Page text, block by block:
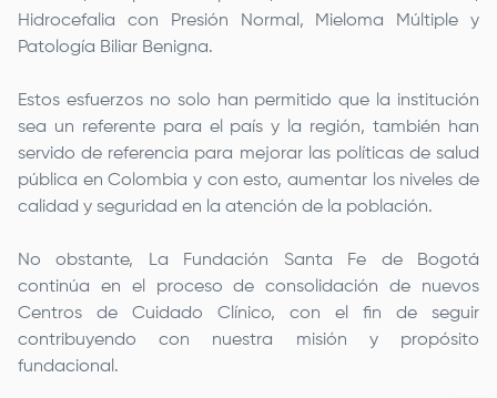
Hidrocefalia con Presión Normal, Mieloma Múltiple y
Patología Biliar Benigna.
Estos esfuerzos no solo han permitido que la institución
sea un referente para el país y la región, también han
servido de referencia para mejorar las políticas de salud
pública en Colombia y con esto, aumentar los niveles de
calidad y seguridad en la atención de la población.
No obstante, La Fundación Santa Fe de Bogotá
continúa en el proceso de consolidación de nuevos
Centros de Cuidado Clínico, con el fin de seguir
contribuyendo con nuestra misión y propósito
fundacional.